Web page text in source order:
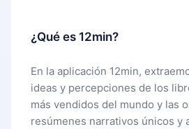
¿Qué es 12min?
En la aplicación 12min,
ideas y percepciones de los
más vendidos del mundo y las
resúmenes narrativos únicos y